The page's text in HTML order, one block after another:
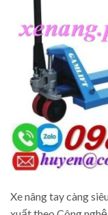
Xe nâng tay càng